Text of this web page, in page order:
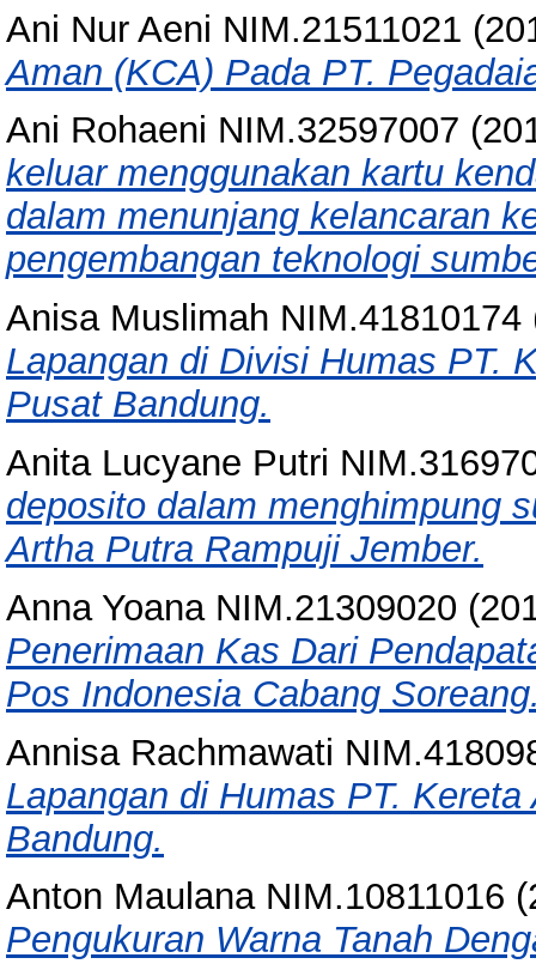
Ani Nur Aeni NIM.21511021
Aman (KCA) Pada PT.
Ani Rohaeni NIM.32597007
keluar menggunakan kartu
dalam menunjang kelancaran
pengembangan teknologi
Anisa Muslimah NIM.41810174
Lapangan di Divisi Humas PT.
Pusat Bandung.
Anita Lucyane Putri
deposito dalam menghimpung
Artha Putra Rampuji Jember.
Anna Yoana NIM.21309020
Penerimaan Kas Dari
Pos Indonesia Cabang
Annisa Rachmawati
Lapangan di Humas PT.
Bandung.
Anton Maulana NIM.10811016
Pengukuran Warna Tanah